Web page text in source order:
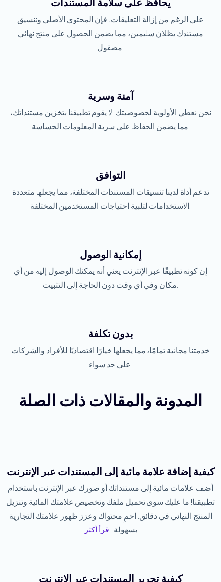
يحافظ على سلامة المستندات
على الرغم من إزالة التعليقات، فإن المحتوى الأصلي وتنسيق
مستندك يظلان سليمين، مما يضمن الحصول على منتج نهائي
مصقول.
آمنة وسرية
نحن نعطي الأولوية لخصوصيتك. لا يقوم تطبيقنا بتخزين مستنداتك،
مما يضمن الحفاظ على سرية المعلومات الحساسة.
التوافق
تدعم أداة لدينا تنسيقات المستندات المختلفة، مما يجعلها متعددة
الاستخدامات لتلبية احتياجات المستخدمين المختلفة.
إمكانية الوصول
إن كونه تطبيقًا عبر الإنترنت يعني أنه يمكنك الوصول إليه من أي
مكان وفي أي وقت دون الحاجة إلى التثبيت.
بدون تكلفة
خدمتنا مجانية تمامًا، مما يجعلها خيارًا اقتصاديًا للأفراد والشركات
على حد سواء.
المدونة والمقالات ذات الصلة
كيفية إضافة علامة مائية إلى المستندات عبر الإنترنت
أضف علامات مائية إلى مستنداتك أو صورك عبر الإنترنت باستخدام
تطبيقنا! ما عليك سوى تحميل ملفك وتخصيص علامتك المائية وتنزيل
المنتج النهائي في دقائق. احمِ محتواك وعزز ظهور علامتك التجارية
بسهولة. اقرأ أكثر
كيفية تحرير المستندات عبر الإنترنت